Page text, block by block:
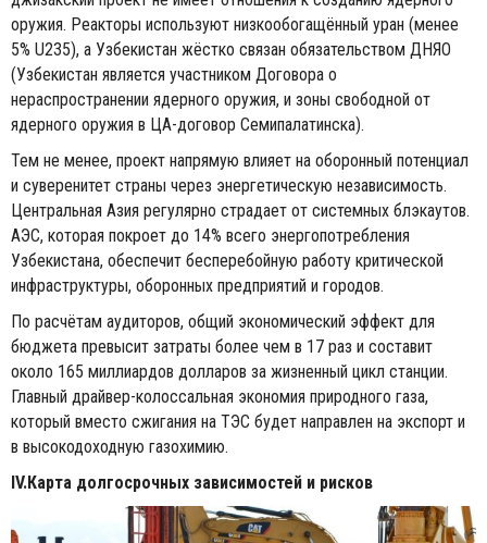
оружия. Реакторы используют низкообогащённый уран (менее
5% U235), а Узбекистан жёстко связан обязательством ДНЯО
(Узбекистан является участником Договора о
нераспространении ядерного оружия, и зоны свободной от
ядерного оружия в ЦА-договор Семипалатинска).
Тем не менее, проект напрямую влияет на оборонный потенциал
и суверенитет страны через энергетическую независимость.
Центральная Азия регулярно страдает от системных блэкаутов.
АЭС, которая покроет до 14% всего энергопотребления
Узбекистана, обеспечит бесперебойную работу критической
инфраструктуры, оборонных предприятий и городов.
По расчётам аудиторов, общий экономический эффект для
бюджета превысит затраты более чем в 17 раз и составит
около 165 миллиардов долларов за жизненный цикл станции.
Главный драйвер-колоссальная экономия природного газа,
который вместо сжигания на ТЭС будет направлен на экспорт и
в высокодоходную газохимию.
IV.Карта долгосрочных зависимостей и рисков